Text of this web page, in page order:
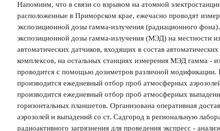
Напомним, что в связи со взрывом на атомной
расположенные в Приморском крае, ежечасно проводят
экспозиционной дозы гамма-излучения (радиационного
экспозиционной дозы гамма-излучения (МЭД) на местности
автоматических датчиков, входящих в состав
комплексов, на остальных станциях измерения МЭД гамма -
проводится с помощью дозиметров различной модификации.
производится ежедневный отбор проб атмосферных
производится ежедневный отбор проб атмосферных
горизонтальных планшетов. Организована оперативная
аэрозолей и выпадений со ст. Садгород в региональную
радиоактивного загрязнения для проведения экспресс -